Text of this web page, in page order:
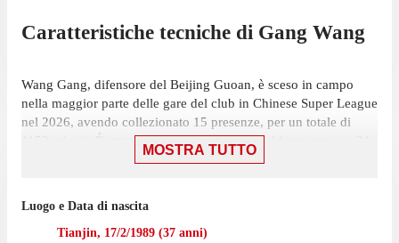
Caratteristiche tecniche di Gang Wang
Wang Gang, difensore del Beijing Guoan, è sceso in campo
nella maggior parte delle gare del club in Chinese Super League
nel 2026, avendo collezionato 15 presenze, per un totale di
1152 minuti. É stato scelto nell'11 iniziale in 14 presenze su 21
giornate ed è subentrato 1 volta.
Guoan: una vittoria per 4-0 contro Shenzhen Peng City, in cui
ha giocato 18 minuti. In totale il difensore ha registrato 2 assist
MOSTRA TUTTO
Luogo e Data di nascita
Tianjin, 17/2/1989 (37 anni)